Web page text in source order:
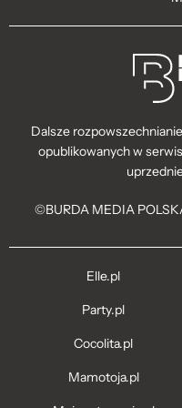
Dalsze
opublikowanych w
©BURDA MEDIA
Elle.pl
Party.pl
Cocolita.pl
Mamotoja.pl